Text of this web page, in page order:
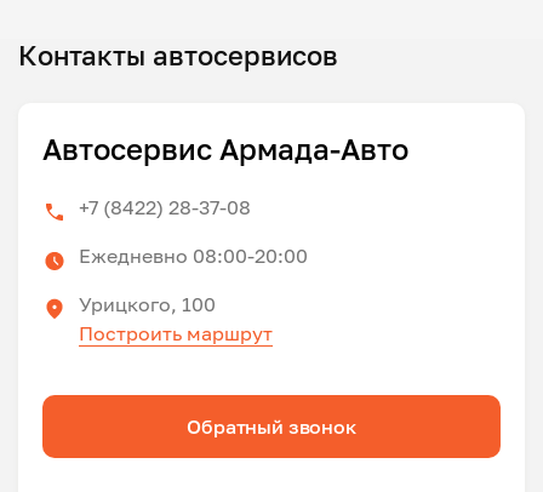
Контакты автосервисов
Автосервис Армада-Авто
+7 (8422) 28-37-08
Ежедневно 08:00-20:00
Урицкого, 100
Построить маршрут
Обратный звонок